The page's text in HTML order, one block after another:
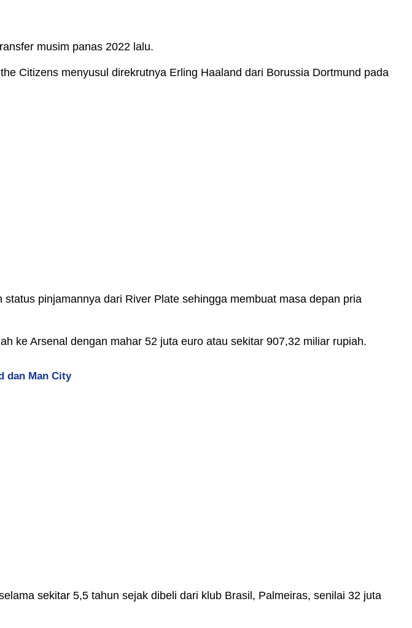
musim panas 2022 lalu.
Citizens menyusul direkrutnya Erling Haaland dari Borussia Dortmund pada
pinjamannya dari River Plate sehingga membuat masa depan pria
ke Arsenal dengan mahar 52 juta euro atau sekitar 907,32 miliar rupiah.
dan Man City
sekitar 5,5 tahun sejak dibeli dari klub Brasil, Palmeiras, senilai 32 juta